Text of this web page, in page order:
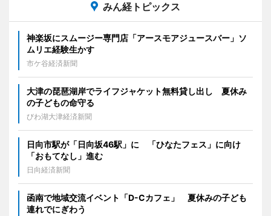
みん経トピックス
神楽坂にスムージー専門店「アースモアジュースバー」ソ
ムリエ経験生かす
市ケ谷経済新聞
大津の琵琶湖岸でライフジャケット無料貸し出し 夏休み
の子どもの命守る
びわ湖大津経済新聞
日向市駅が「日向坂46駅」に 「ひなたフェス」に向け
「おもてなし」進む
日向経済新聞
函南で地域交流イベント「D-Cカフェ」 夏休みの子ども
連れでにぎわう